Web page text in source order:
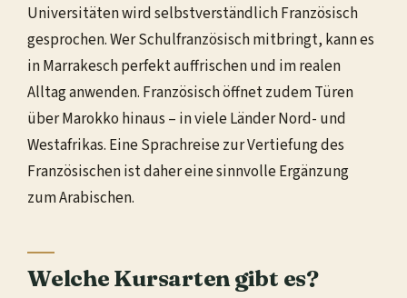
Universitäten wird selbstverständlich Französisch
gesprochen. Wer Schulfranzösisch mitbringt, kann es
in Marrakesch perfekt auffrischen und im realen
Alltag anwenden. Französisch öffnet zudem Türen
über Marokko hinaus – in viele Länder Nord- und
Westafrikas. Eine Sprachreise zur Vertiefung des
Französischen ist daher eine sinnvolle Ergänzung
zum Arabischen.
Welche Kursarten gibt es?